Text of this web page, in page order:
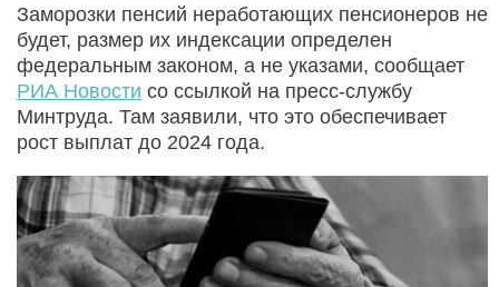
Заморозки пенсий неработающих пенсионеров не
будет, размер их индексации определен
федеральным законом, а не указами, сообщает
РИА Новости со ссылкой на пресс-службу
Минтруда. Там заявили, что это обеспечивает
рост выплат до 2024 года.